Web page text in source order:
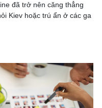
vấn
đã trở nên căng thẳng
Kiev hoặc trú ẩn ở các ga